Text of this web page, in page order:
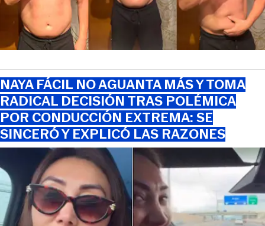
NAYA FÁCIL NO AGUANTA MÁS Y TOMA
RADICAL DECISIÓN TRAS POLÉMICA
POR CONDUCCIÓN EXTREMA: SE
SINCERÓ Y EXPLICÓ LAS RAZONES